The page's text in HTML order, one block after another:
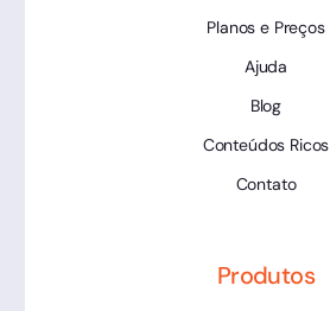
Planos e Preços
Ajuda
Blog
Conteúdos Ricos
Contato
Produtos